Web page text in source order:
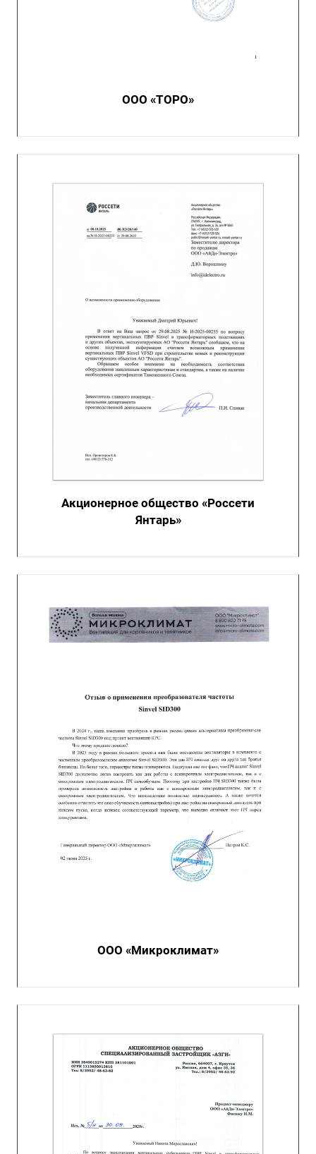
ООО «ТОРО»
Акционерное общество «Россети
Янтарь»
ООО «Микроклимат»